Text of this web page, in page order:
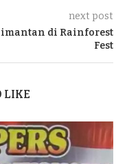
next post
di Rainforest
Fest
LIKE